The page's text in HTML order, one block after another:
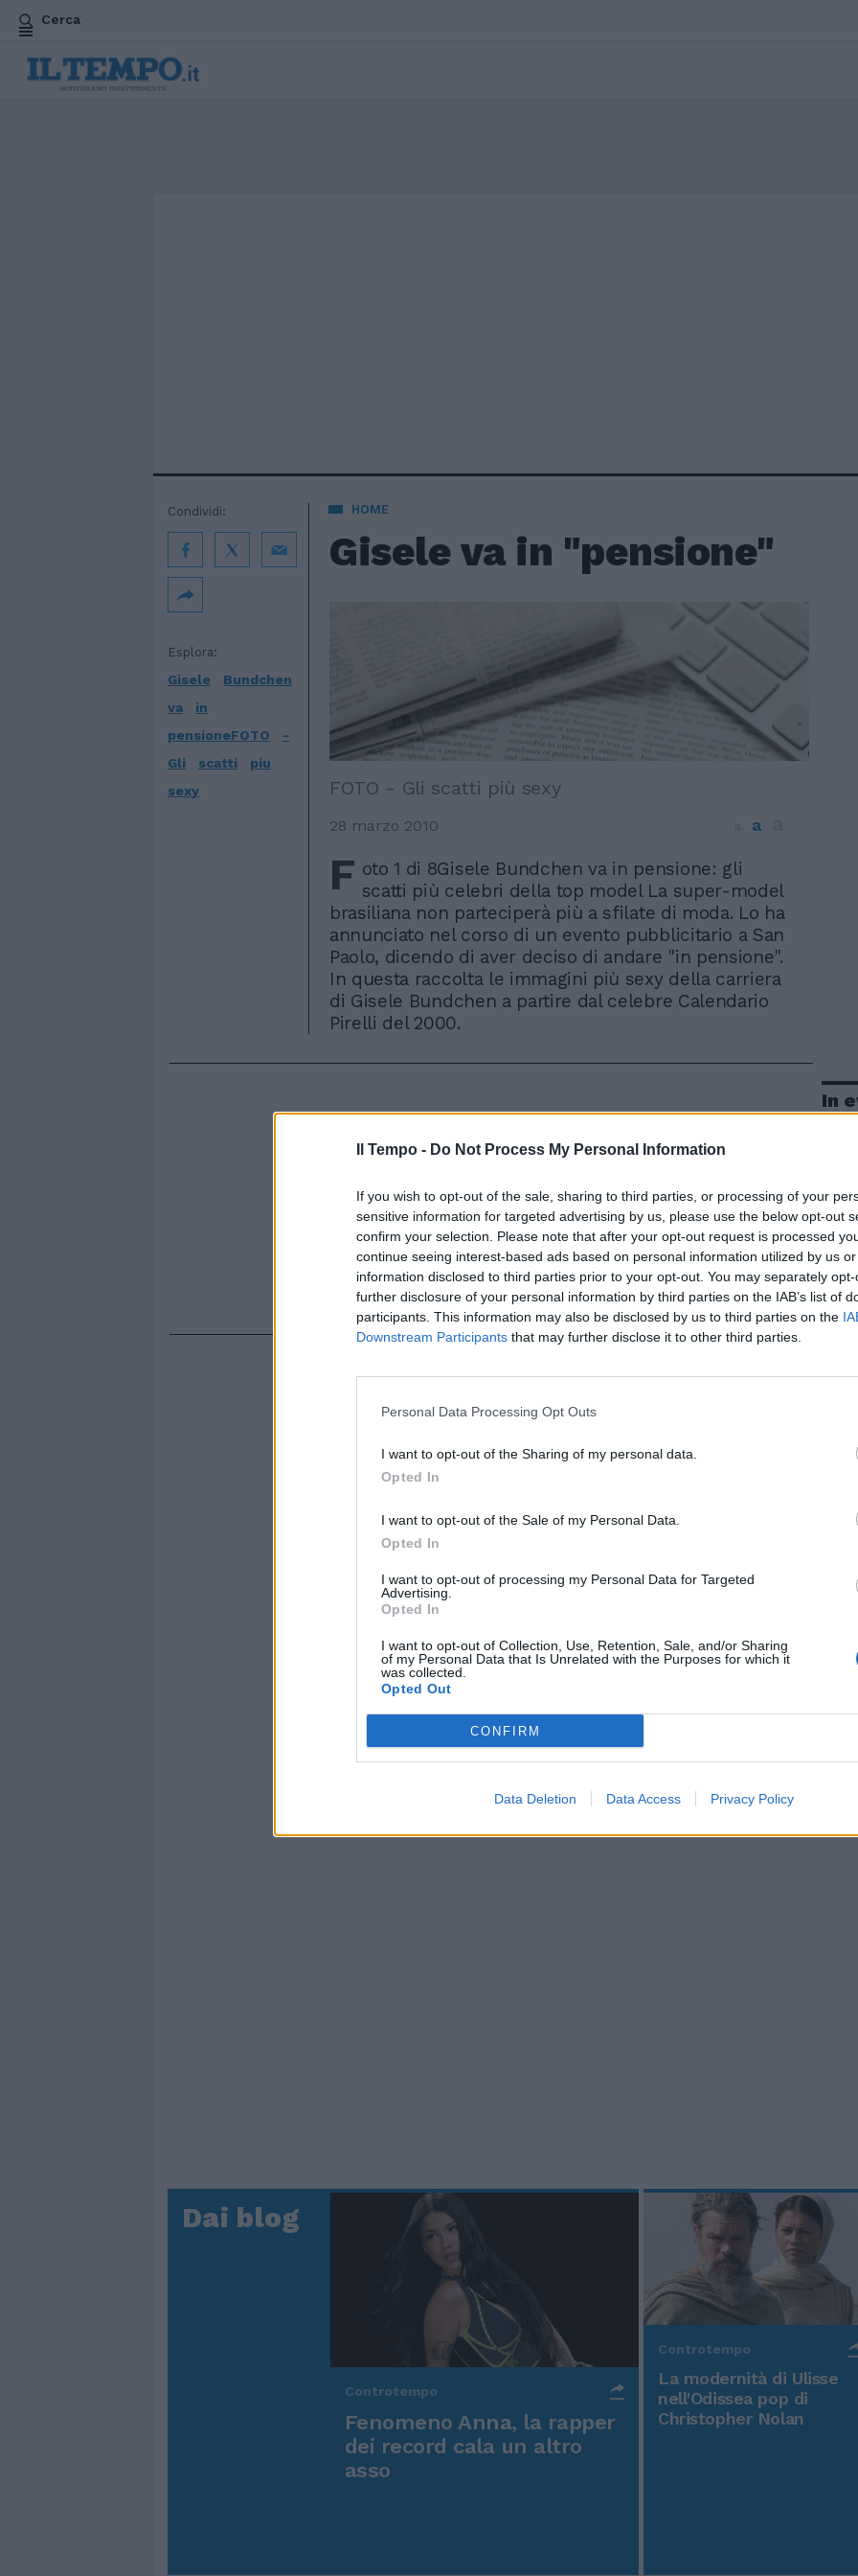
Il Tempo - Do Not Process My Personal Information
If you wish to opt-out of the sale, sharing to third parties, or processing of your
sensitive information for targeted advertising by us, please use the below opt-out
confirm your selection. Please note that after your opt-out request is processed
continue seeing interest-based ads based on personal information utilized by us
information disclosed to third parties prior to your opt-out. You may separately
further disclosure of your personal information by third parties on the IAB’s list of
participants. This information may also be disclosed by us to third parties on the
Downstream Participants that may further disclose it to other third parties.
Personal Data Processing Opt Outs
I want to opt-out of the Sharing of my personal data.
Opted In
I want to opt-out of the Sale of my Personal Data.
Opted In
I want to opt-out of processing my Personal Data for Targeted
Advertising.
Opted In
I want to opt-out of Collection, Use, Retention, Sale, and/or Sharing
of my Personal Data that Is Unrelated with the Purposes for which it
was collected.
Opted Out
CONFIRM
Data Deletion Data Access Privacy Policy
Cerca
HOME
Gisele va in "pensione"
Esplora:
Gisele
Bundchen
va
in
pensioneFOTO
-
Gli
scatti
piu
sexy
Condividi:
FOTO - Gli scatti più sexy
28 marzo 2010 a
F oto 1 di 8Gisele Bundchen va in pensione: gli
scatti più celebri della top model La super-model
brasiliana non parteciperà più a sfilate di moda. Lo ha
annunciato nel corso di un evento pubblicitario a San
Paolo, dicendo di aver deciso di andare "in pensione".
In questa raccolta le immagini più sexy della carriera
di Gisele Bundchen a partire dal celebre Calendario
Pirelli del 2000.
In
Trump, Meloni e la strategia
Dai blog
Controtempo
Fenomeno Anna, la rapper
dei record cala un altro
asso
Controtempo
La modernità di Ulisse
nell'Odissea pop di
Christopher Nolan